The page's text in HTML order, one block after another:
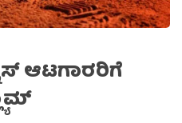
ಆಟಗಾರರಿಗೆ